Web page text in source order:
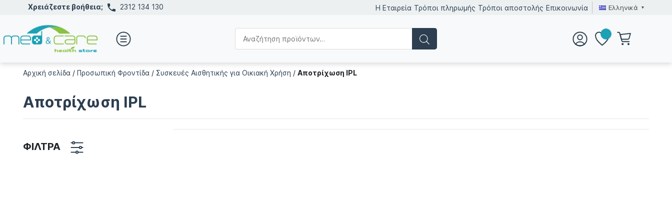
Χρειάζεστε βοήθεια; 2312 134 130 Η Εταιρεία Τρόποι πληρωμής Τρόποι αποστολής Επικοινωνία Ελληνικά
Αρχική σελίδα/ Προσωπική Φροντίδα/ Συσκευές Αισθητικής για Οικιακή Χρήση / Αποτρίχωση IPL
Αποτρίχωση IPL
ΦΙΛΤΡΑ